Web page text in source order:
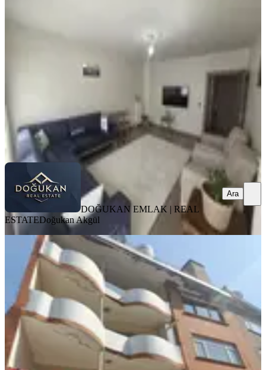
2. Kat
2.680.000 ₺
DOĞUKAN EMLAK | REAL ESTATEDoğukan Akgül
DOĞUKAN EMLAK | REAL
ESTATEDoğukan Akgül
Ara
Elazığda Ticaretin Kalbinde Komple
Satılık Bina
Merkez, Çarşı Mahallesi
3+1· 140 m²·3. Kat·05.08.2026
8.000.000 ₺